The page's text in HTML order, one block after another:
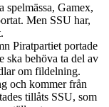
spelmässa, Gamex,
Men SSU har,
Piratpartiet portade
ska behöva ta del av
om fildelning.
och kommer från
tillåts SSU, som